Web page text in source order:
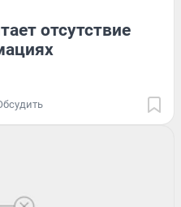
отсутствие